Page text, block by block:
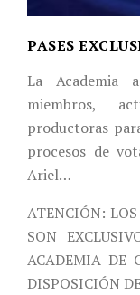
PASES
La Academia
miembros,
productoras
procesos de
Ariel…
ATENCIÓN: LOS
SON
ACADEMIA DE
DISPOSICIÓN